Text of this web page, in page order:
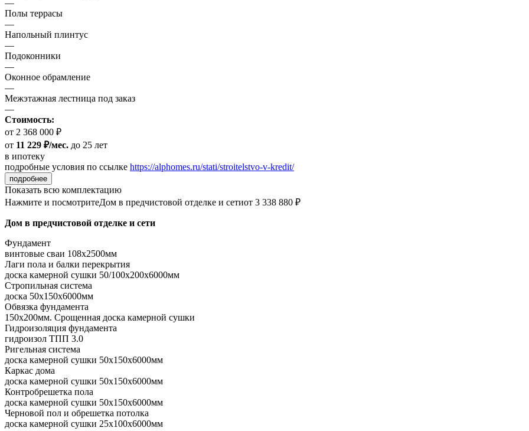
—
Полы террасы
—
Напольный плинтус
—
Подоконники
—
Оконное обрамление
—
Межэтажная лестница под заказ
—
Стоимость:
от 2 368 000 ₽
от 11 229 ₽/мес. до 25 лет
в ипотеку
подробные условия по ссылке https://alphomes.ru/stati/stroitelstvo-v-kredit/
подробнее
Показать всю комплектацию
Нажмите и посмотритеДом в предчистовой отделке и сетиот 3 338 880 ₽
Дом в предчистовой отделке и сети
Фундамент
винтовые сваи 108x2500мм
Лаги пола и балки перекрытия
доска камерной сушки 50/100x200x6000мм
Стропильная система
доска 50x150x6000мм
Обвязка фундамента
150x200мм. Срощенная доска камерной сушки
Гидроизоляция фундамента
гидроизол ТПП 3.0
Ригельная система
доска камерной сушки 50x150x6000мм
Каркас дома
доска камерной сушки 50x150x6000мм
Контробрешетка пола
доска камерной сушки 50x150x6000мм
Черновой пол и обрешетка потолка
доска камерной сушки 25x100x6000мм